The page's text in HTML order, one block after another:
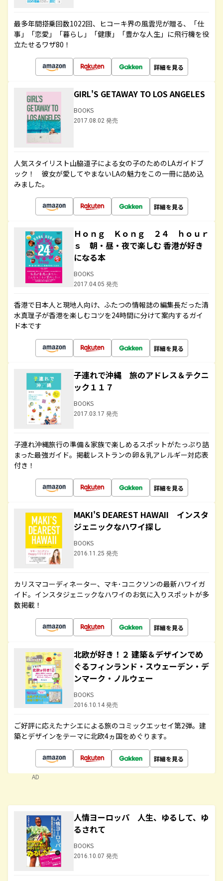
最多年間搭乗回数1022回、ヒコーキ界の風雲児が贈る、「仕
事」「恋愛」「暮らし」「健康」「豊かな人生」に飛行機を役
立たせるワザ80！
詳細を見る
GIRL'S GETAWAY TO LOS ANGELES
BOOKS
2017.08.02 発売
人気スタイリスト山脇道子による女の子のためのLAガイドブ
ック！ 彼女が愛してやまないLAの魅力をこの一冊に詰め込
みました。
詳細を見る
Ｈｏｎｇ Ｋｏｎｇ ２４ ｈｏｕｒ
ｓ 朝・昼・夜で楽しむ 香港が好き
になる本
BOOKS
2017.04.05 発売
香港で日本人と現地人向け、ふたつの情報誌の編集長だった清
水真理子が香港を楽しむコツを24時間に分けて案内するガイ
ド本です
詳細を見る
子連れで沖縄 旅のアドレス＆テクニ
ック１１７
BOOKS
2017.03.17 発売
子連れ沖縄旅行の準備＆家族で楽しめるスポットがたっぷり詰
まった最強ガイド。掲載レストランの卵＆乳アレルギー対応表
付き！
詳細を見る
MAKI'S DEAREST HAWAII インスタ
ジェニックなハワイ探し
BOOKS
2016.11.25 発売
カリスマコーディネーター、マキ･コニクソンの最新ハワイガ
イド。インスタジェニックなハワイのお気に入りスポットが多
数掲載！
詳細を見る
北欧が好き！２ 建築＆デザインでめ
ぐるフィンランド・スウェーデン・デ
ンマーク・ノルウェー
BOOKS
2016.10.14 発売
ご好評に応えたナシエによる旅のコミックエッセイ第2弾。建
築とデザインをテーマに北欧4ヵ国をめぐります。
詳細を見る
AD
人情ヨーロッパ 人生、ゆるして、ゆ
るされて
BOOKS
2016.10.07 発売